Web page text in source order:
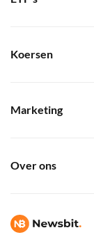
Koersen
Marketing
Over ons